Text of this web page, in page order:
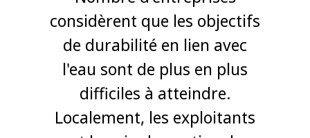
considèrent que les objectifs
de durabilité en lien avec
l'eau sont de plus en plus
difficiles à atteindre.
Localement, les exploitants